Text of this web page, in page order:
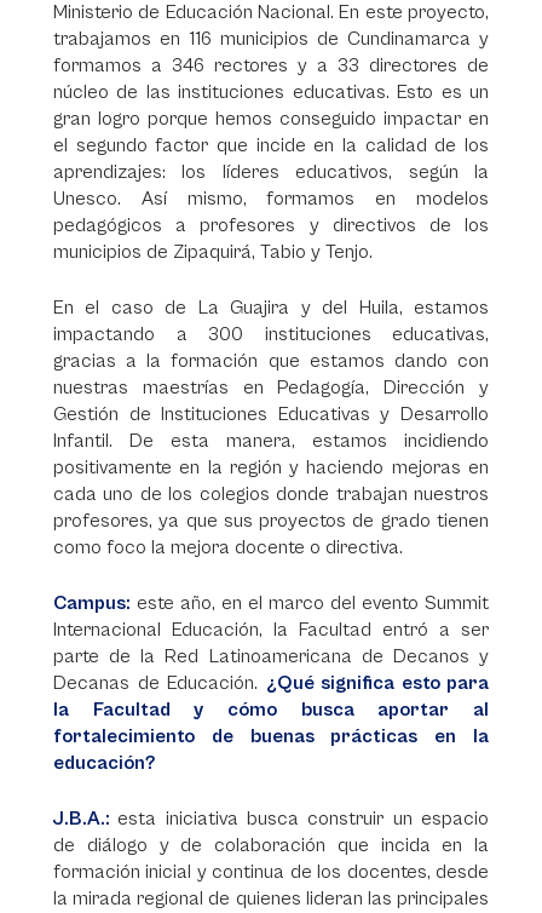
Ministerio de Educación Nacional. En este proyecto,
trabajamos en 116 municipios de Cundinamarca y
formamos a 346 rectores y a 33 directores de
núcleo de las instituciones educativas. Esto es un
gran logro porque hemos conseguido impactar en
el segundo factor que incide en la calidad de los
aprendizajes: los líderes educativos, según la
Unesco. Así mismo, formamos en modelos
pedagógicos a profesores y directivos de los
municipios de Zipaquirá, Tabio y Tenjo.
En el caso de La Guajira y del Huila, estamos
impactando a 300 instituciones educativas,
gracias a la formación que estamos dando con
nuestras maestrías en Pedagogía, Dirección y
Gestión de Instituciones Educativas y Desarrollo
Infantil. De esta manera, estamos incidiendo
positivamente en la región y haciendo mejoras en
cada uno de los colegios donde trabajan nuestros
profesores, ya que sus proyectos de grado tienen
como foco la mejora docente o directiva.
Campus: este año, en el marco del evento Summit
Internacional Educación, la Facultad entró a ser
parte de la Red Latinoamericana de Decanos y
Decanas de Educación. ¿Qué significa esto para
la Facultad y cómo busca aportar al
fortalecimiento de buenas prácticas en la
educación?
J.B.A.: esta iniciativa busca construir un espacio
de diálogo y de colaboración que incida en la
formación inicial y continua de los docentes, desde
la mirada regional de quienes lideran las principales